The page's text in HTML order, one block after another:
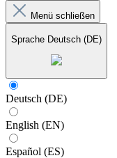
Menü schließen
Sprache Deutsch (DE)
Deutsch (DE)
English (EN)
Español (ES)